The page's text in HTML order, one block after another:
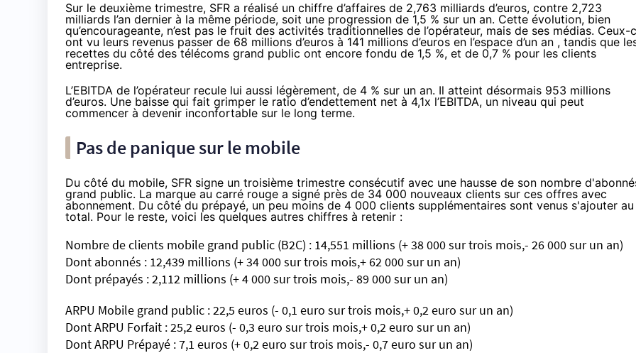
Sur le deuxième trimestre, SFR a réalisé un chiffre d’affaires de 2,763 milliards d’euros, contre 2,723
milliards l’an dernier à la même période, soit une progression de 1,5 % sur un an. Cette évolution, bien
qu’encourageante, n’est pas le fruit des activités traditionnelles de l’opérateur, mais de ses médias. Ceux-
ont vu leurs revenus passer de 68 millions d’euros à 141 millions d’euros en l’espace d’un an , tandis que
recettes du côté des télécoms grand public ont encore fondu de 1,5 %, et de 0,7 % pour les clients
entreprise.
L’EBITDA de l’opérateur recule lui aussi légèrement, de 4 % sur un an. Il atteint désormais 953 millions
d’euros. Une baisse qui fait grimper le ratio d’endettement net à 4,1x l’EBITDA, un niveau qui peut
commencer à devenir inconfortable sur le long terme.
Pas de panique sur le mobile
Du côté du mobile, SFR signe un troisième trimestre consécutif avec une hausse de son nombre
grand public. La marque au carré rouge a signé près de 34 000 nouveaux clients sur ces offres avec
abonnement. Du côté du prépayé, un peu moins de 4 000 clients supplémentaires sont venus s'ajouter au
total. Pour le reste, voici les quelques autres chiffres à retenir :
Nombre de clients mobile grand public (B2C) : 14,551 millions (+ 38 000 sur trois mois,- 26 000 sur un an)
Dont abonnés : 12,439 millions (+ 34 000 sur trois mois,+ 62 000 sur un an)
Dont prépayés : 2,112 millions (+ 4 000 sur trois mois,- 89 000 sur un an)
ARPU Mobile grand public : 22,5 euros (- 0,1 euro sur trois mois,+ 0,2 euro sur un an)
Dont ARPU Forfait : 25,2 euros (- 0,3 euro sur trois mois,+ 0,2 euro sur un an)
Dont ARPU Prépayé : 7,1 euros (+ 0,2 euro sur trois mois,- 0,7 euro sur un an)